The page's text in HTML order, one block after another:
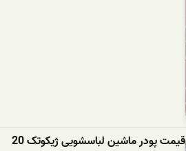
قیمت پودر ماشین لباسشویی ژیکوتک 20